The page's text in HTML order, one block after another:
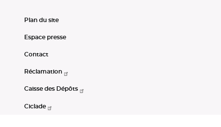
Plan du site
Espace presse
Contact
Réclamation
Caisse des Dépôts
Ciclade